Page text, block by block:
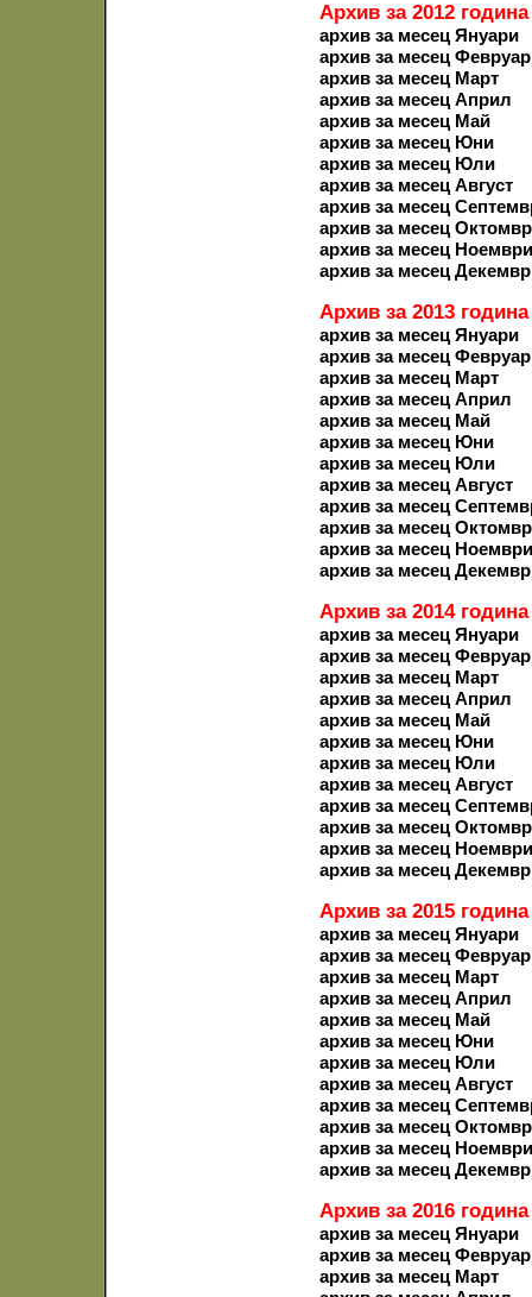
Архив за 2012 година
архив за месец Януари
архив за месец
архив за месец Март
архив за месец Април
архив за месец Май
архив за месец Юни
архив за месец Юли
архив за месец Август
архив за месец
архив за месец
архив за месец Ноември
архив за месец
Архив за 2013 година
архив за месец Януари
архив за месец
архив за месец Март
архив за месец Април
архив за месец Май
архив за месец Юни
архив за месец Юли
архив за месец Август
архив за месец
архив за месец
архив за месец Ноември
архив за месец
Архив за 2014 година
архив за месец Януари
архив за месец
архив за месец Март
архив за месец Април
архив за месец Май
архив за месец Юни
архив за месец Юли
архив за месец Август
архив за месец
архив за месец
архив за месец Ноември
архив за месец
Архив за 2015 година
архив за месец Януари
архив за месец
архив за месец Март
архив за месец Април
архив за месец Май
архив за месец Юни
архив за месец Юли
архив за месец Август
архив за месец
архив за месец
архив за месец Ноември
архив за месец
Архив за 2016 година
архив за месец Януари
архив за месец
архив за месец Март